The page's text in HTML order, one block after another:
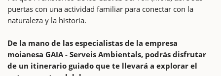
puertas con una actividad familiar para conectar con la
naturaleza y la historia.
De la mano de las especialistas de la empresa
moianesa GAIA - Serveis Ambientals, podrás disfrutar
de un itinerario guiado que te llevará a explorar el